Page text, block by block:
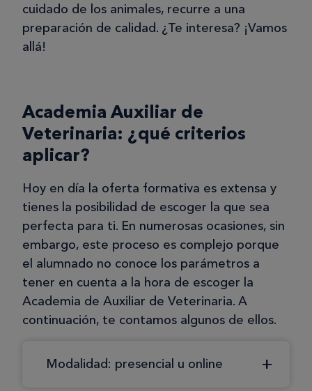
cuidado de los animales, recurre a una
preparación de calidad. ¿Te interesa? ¡Vamos
allá!
Academia Auxiliar de
Veterinaria: ¿qué criterios
aplicar?
Hoy en día la oferta formativa es extensa y
tienes la posibilidad de escoger la que sea
perfecta para ti. En numerosas ocasiones, sin
embargo, este proceso es complejo porque
el alumnado no conoce los parámetros a
tener en cuenta a la hora de escoger la
Academia de Auxiliar de Veterinaria. A
continuación, te contamos algunos de ellos.
Modalidad: presencial u online